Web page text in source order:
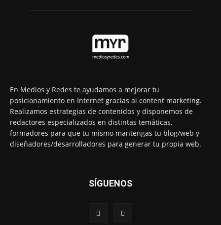
En Medios y Redes te ayudamos a mejorar tu
posicionamiento en Internet gracias al content marketing.
Realizamos estrategias de contenidos y disponemos de
redactores especializados en distintas temáticas,
formadores para que tu mismo mantengas tu blog/web y
diseñadores/desarrolladores para generar tu propia web.
SÍGUENOS